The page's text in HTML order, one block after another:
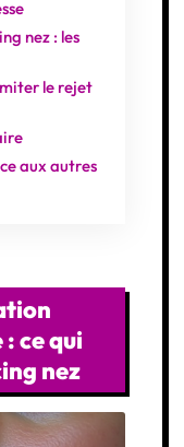
nez : les
le rejet
aux autres
ce qui
nez